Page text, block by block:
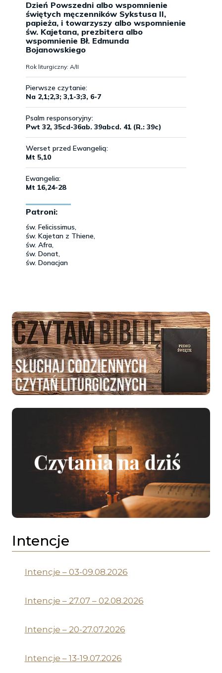
Intencje
Intencje – 03-09.08.2026
Intencje – 27.07 – 02.08.2026
Intencje – 20-27.07.2026
Intencje – 13-19.07.2026